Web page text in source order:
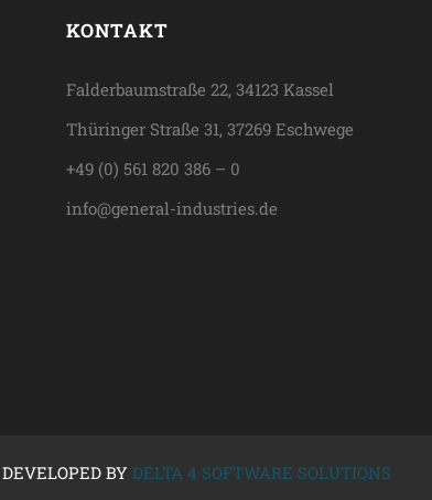
KONTAKT
Falderbaumstraße 22, 34123 Kassel
Thüringer Straße 31, 37269 Eschwege
+49 (0) 561 820 386 – 0
info@general-industries.de
BY DELTA 4 SOFTWARE SOLUTIONS